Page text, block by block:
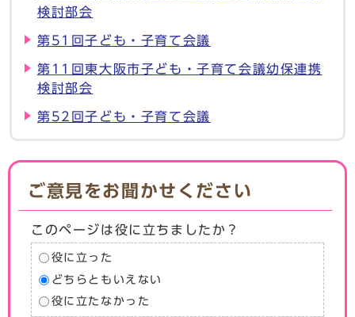
検討部会
第51回子ども・子育て会議
第11回東大阪市子ども・子育て会議幼保連携
検討部会
第52回子ども・子育て会議
ご意見をお聞かせください
このページは役に立ちましたか？
役に立った
どちらともいえない
役に立たなかった